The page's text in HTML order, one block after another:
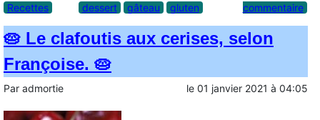
Recettes
dessert
gâteau gluten
commentaire
🥧 Le clafoutis aux cerises, selon
Françoise. 🥧
Par admortie le 01 janvier 2021 à 04:05